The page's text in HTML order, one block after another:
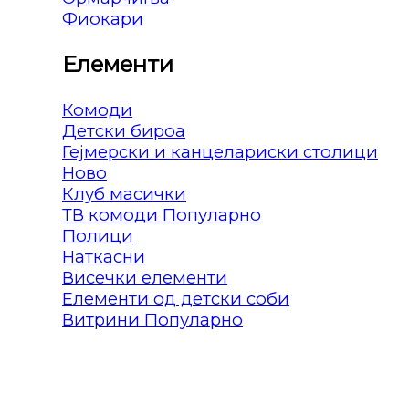
Фиокари
Елементи
Комоди
Детски бироа
Гејмерски и канцелариски столици
Клуб масички
ТВ комоди
Полици
Наткасни
Висечки елементи
Елементи од детски соби
Витрини